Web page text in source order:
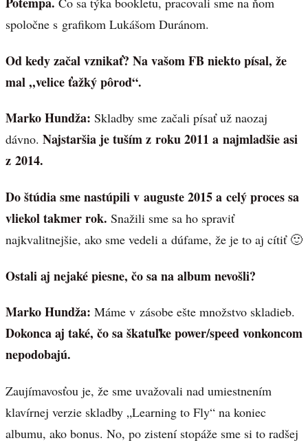
spoločne s grafikom Lukášom Duránom.
Od kedy začal vznikať? Na vašom FB niekto písal, že
mal ,,velice ťažký pôrod“.
Marko Hundža: Skladby sme začali písať už naozaj
dávno. Najstaršia je tuším z roku 2011 a najmladšie asi
z 2014.
Do štúdia sme nastúpili v auguste 2015 a celý proces sa
vliekol takmer rok. Snažili sme sa ho spraviť
najkvalitnejšie, ako sme vedeli a dúfame, že je to aj cítiť 🙂
Ostali aj nejaké piesne, čo sa na album nevošli?
Marko Hundža: Máme v zásobe ešte množstvo skladieb.
Dokonca aj také, čo sa škatuľke power/speed vonkoncom
nepodobajú.
Zaujímavosťou je, že sme uvažovali nad umiestnením
klavírnej verzie skladby „Learning to Fly“ na koniec
albumu, ako bonus. No, po zistení stopáže sme si to radšej